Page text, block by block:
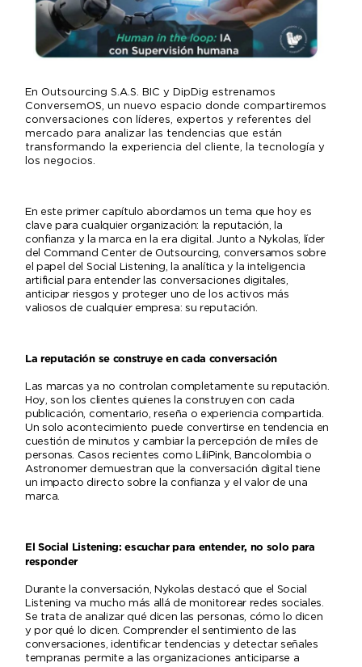
En Outsourcing S.A.S. BIC y DipDig estrenamos
ConversemOS, un nuevo espacio donde compartiremos
conversaciones con líderes, expertos y referentes del
mercado para analizar las tendencias que están
transformando la experiencia del cliente, la tecnología y
los negocios.
En este primer capítulo abordamos un tema que hoy es
clave para cualquier organización: la reputación, la
confianza y la marca en la era digital. Junto a Nykolas, líder
del Command Center de Outsourcing, conversamos sobre
el papel del Social Listening, la analítica y la inteligencia
artificial para entender las conversaciones digitales,
anticipar riesgos y proteger uno de los activos más
valiosos de cualquier empresa: su reputación.
La reputación se construye en cada conversación
Las marcas ya no controlan completamente su reputación.
Hoy, son los clientes quienes la construyen con cada
publicación, comentario, reseña o experiencia compartida.
Un solo acontecimiento puede convertirse en tendencia en
cuestión de minutos y cambiar la percepción de miles de
personas. Casos recientes como LiliPink, Bancolombia o
Astronomer demuestran que la conversación digital tiene
un impacto directo sobre la confianza y el valor de una
marca.
El Social Listening: escuchar para entender, no solo para
responder
Durante la conversación, Nykolas destacó que el Social
Listening va mucho más allá de monitorear redes sociales.
Se trata de analizar qué dicen las personas, cómo lo dicen
y por qué lo dicen. Comprender el sentimiento de las
conversaciones, identificar tendencias y detectar señales
tempranas permite a las organizaciones anticiparse a